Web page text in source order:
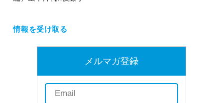
情報を受け取る
メルマガ登録